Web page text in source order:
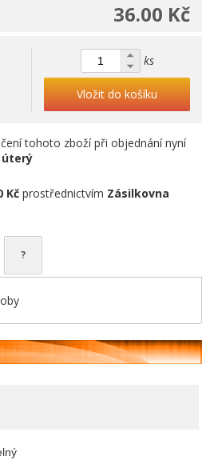
36.00 Kč
ks
Vložit do košíku
tohoto zboží při objednání nyní
úterý
Kč prostřednictvím Zásilkovna
?